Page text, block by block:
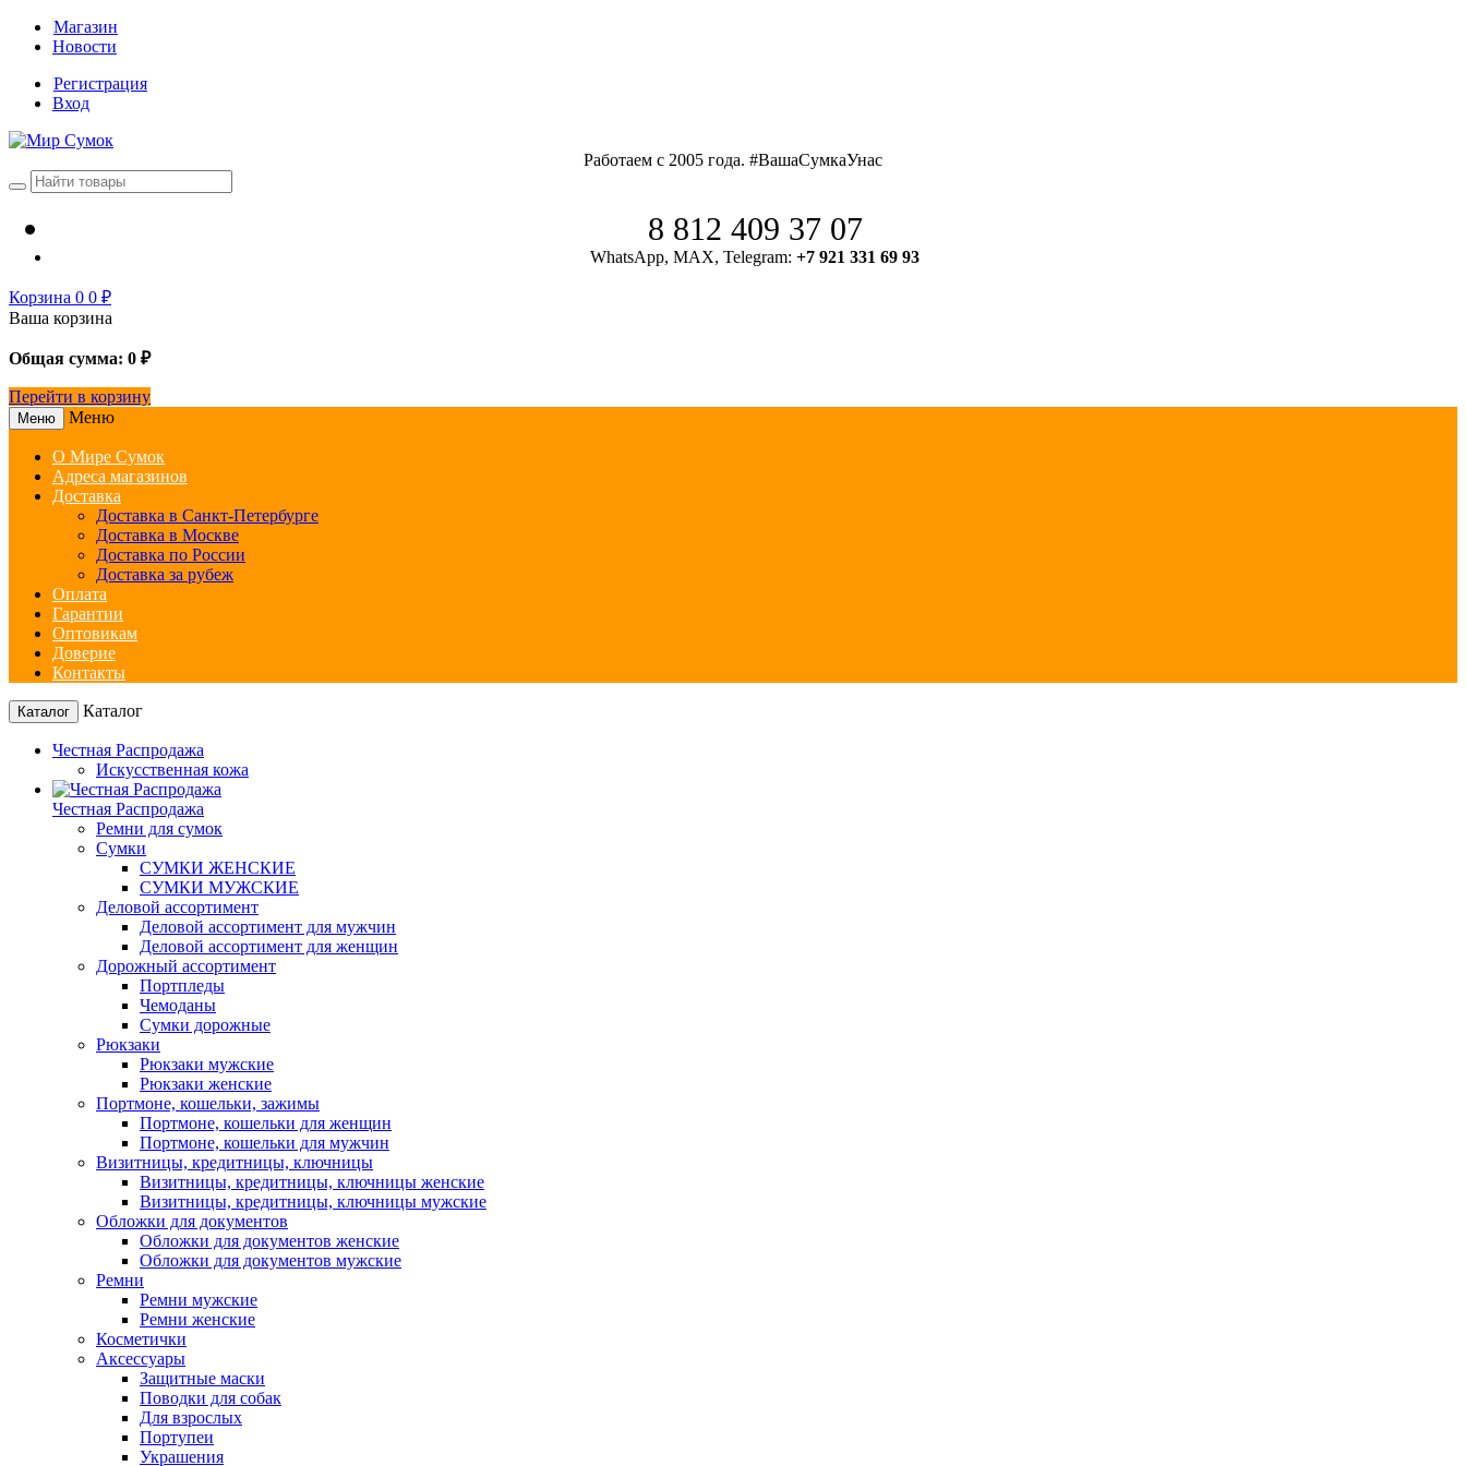
Магазин
Новости
Регистрация
Вход
Работаем с 2005 года. #ВашаСумкаУнас
8 812 409 37 07
WhatsApp, MAX, Telegram: +7 921 331 69 93
Корзина 0 0 ₽
Ваша корзина
Общая сумма: 0 ₽
Перейти в корзину
Меню Меню
О Мире Сумок
Адреса магазинов
Доставка
Доставка в Санкт-Петербурге
Доставка в Москве
Доставка по России
Доставка за рубеж
Оплата
Гарантии
Оптовикам
Доверие
Контакты
Каталог Каталог
Честная Распродажа
Искусственная кожа
Честная Распродажа
Ремни для сумок
Сумки
СУМКИ ЖЕНСКИЕ
СУМКИ МУЖСКИЕ
Деловой ассортимент
Деловой ассортимент для мужчин
Деловой ассортимент для женщин
Дорожный ассортимент
Портпледы
Чемоданы
Сумки дорожные
Рюкзаки
Рюкзаки мужские
Рюкзаки женские
Портмоне, кошельки, зажимы
Портмоне, кошельки для женщин
Портмоне, кошельки для мужчин
Визитницы, кредитницы, ключницы
Визитницы, кредитницы, ключницы женские
Визитницы, кредитницы, ключницы мужские
Обложки для документов
Обложки для документов женские
Обложки для документов мужские
Ремни
Ремни мужские
Ремни женские
Косметички
Аксессуары
Защитные маски
Поводки для собак
Для взрослых
Портупеи
Украшения